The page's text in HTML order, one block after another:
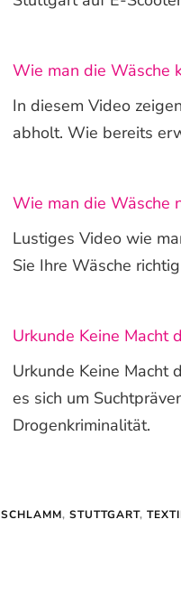
Wie man die Wäsche
In diesem Video
abholt. Wie bereits
Wie man die Wäsche
Lustiges Video wie
Sie Ihre Wäsche
Urkunde Keine Macht
Urkunde Keine Macht
es sich um
Drogenkriminalität.
SCHLAMM, STUTTGART,